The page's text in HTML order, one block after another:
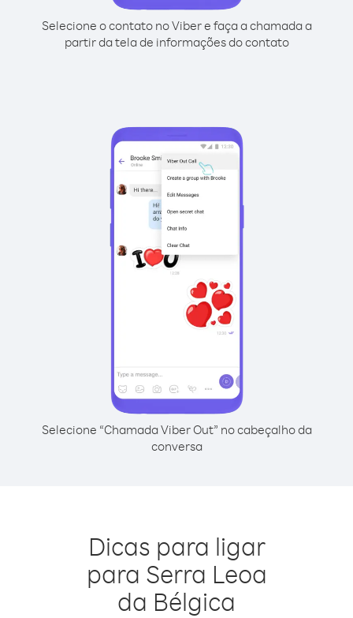
Selecione o contato no Viber e faça a chamada a
partir da tela de informações do contato
Selecione “Chamada Viber Out” no cabeçalho da
conversa
Dicas para ligar
para Serra Leoa
da Bélgica